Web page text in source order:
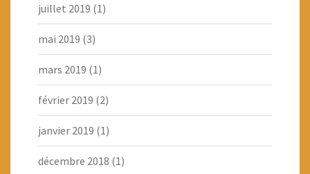
juillet 2019 (1)
mai 2019 (3)
mars 2019 (1)
février 2019 (2)
janvier 2019 (1)
décembre 2018 (1)